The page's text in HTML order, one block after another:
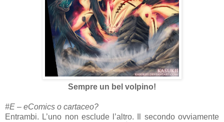
Sempre un bel volpino!
#E – eComics o cartaceo?
Entrambi. L’uno non esclude l’altro. Il secondo ovviamente